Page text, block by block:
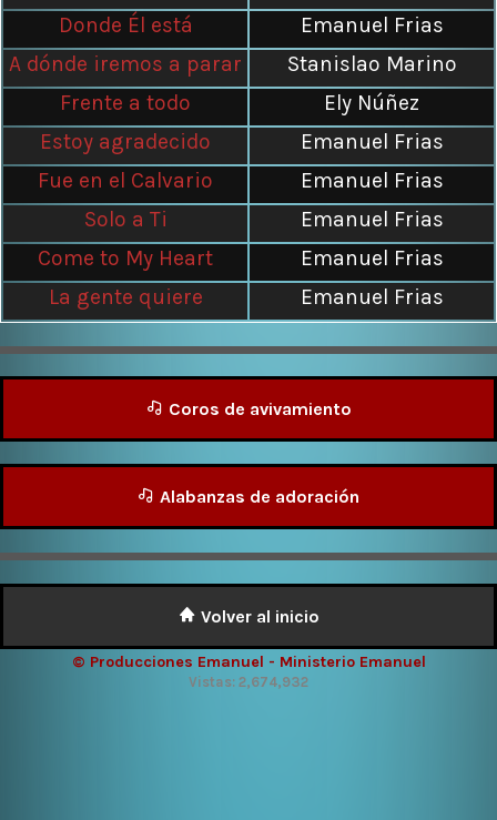
Donde Él está
Emanuel Frias
A dónde iremos a parar
Stanislao Marino
Frente a todo
Ely Núñez
Estoy agradecido
Emanuel Frias
Fue en el Calvario
Emanuel Frias
Solo a Ti
Emanuel Frias
Come to My Heart
Emanuel Frias
La gente quiere
Emanuel Frias
Coros de avivamiento
Alabanzas de adoración
Volver al inicio
© Producciones Emanuel - Ministerio Emanuel
Vistas: 2,674,932